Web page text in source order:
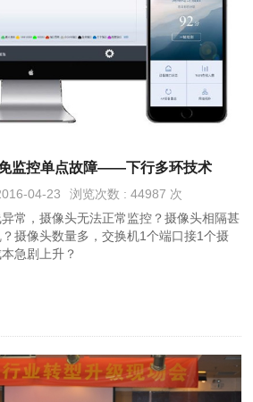
监控单点故障——下行多环技术
04-23
浏览次数 : 44987 次
常，摄像头无法正常监控？摄像头相隔甚
摄像头数量多，交换机1个端口接1个摄
急剧上升？